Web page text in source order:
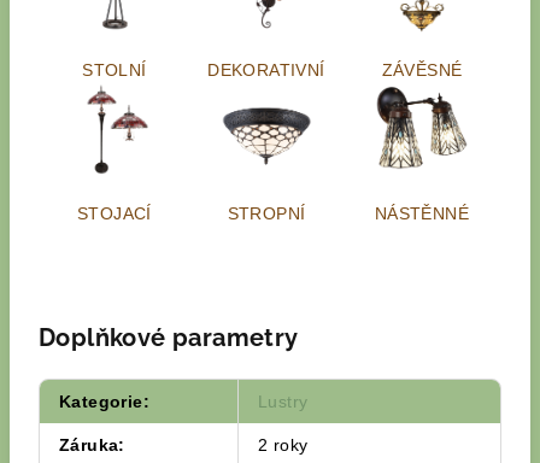
STOLNÍ DEKORATIVNÍ ZÁVĚSNÉ
STOJACÍ STROPNÍ NÁSTĚNNÉ
Doplňkové parametry
Kategorie: Lustry
Záruka: 2 roky